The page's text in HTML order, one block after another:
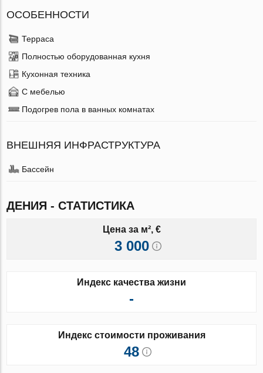
ОСОБЕННОСТИ
Терраса
Полностью оборудованная кухня
Кухонная техника
С мебелью
Подогрев пола в ванных комнатах
ВНЕШНЯЯ ИНФРАСТРУКТУРА
Бассейн
ДЕНИЯ - СТАТИСТИКА
Цена за м², €
3 000
Индекс качества жизни
-
Индекс стоимости проживания
48